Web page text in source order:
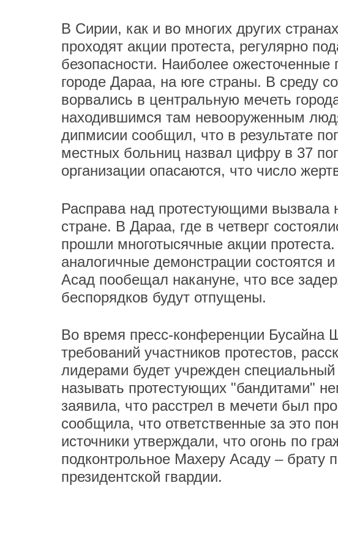
В Сирии, как и во многих других
проходят акции протеста, регулярно
безопасности. Наиболее ожесточенные
городе Дараа, на юге страны. В среду
ворвались в центральную мечеть
находившимся там невооруженным
дипмисии сообщил, что в результате
местных больниц назвал цифру в 37
организации опасаются, что число
Расправа над протестующими вызвала
стране. В Дараа, где в четверг
прошли многотысячные акции
аналогичные демонстрации состоятся
Асад пообещал накануне, что все
беспорядков будут отпущены.
Во время пресс-конференции Бусайна
требований участников протестов,
лидерами будет учрежден
называть протестующих "бандитами"
заявила, что расстрел в мечети был
сообщила, что ответственные за это
источники утверждали, что огонь по
подконтрольное Махеру Асаду – брату
президентской гвардии.